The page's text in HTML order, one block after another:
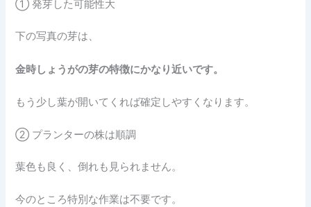
① 発芽した可能性大
下の写真の芽は、
金時しょうがの芽の特徴にかなり近いです。
もう少し葉が開いてくれば確定しやすくなります。
② プランターの株は順調
葉色も良く、倒れも見られません。
今のところ特別な作業は不要です。